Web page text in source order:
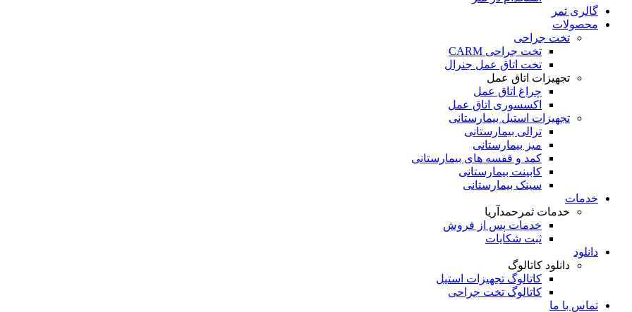
گالری ثمر
محصولات
تخت جراحی
تخت جراحی CARM
تخت اتاق عمل جنرال
تجهیزات اتاق عمل
چراغ اتاق عمل
اکسسوری اتاق عمل
تجهیزات استیل بیمارستانی
ترالی بیمارستانی
میز بیمارستانی
کمد و قفسه های بیمارستانی
کابینت بیمارستانی
سینک بیمارستانی
خدمات
خدمات ثمرحمدآریا
خدمات پس از فروش
ثبت شکایات
دانلود
دانلود کاتالوگ
کاتالوگ تجهیزات استیل
کاتالوگ تخت جراحی
تماس با ما